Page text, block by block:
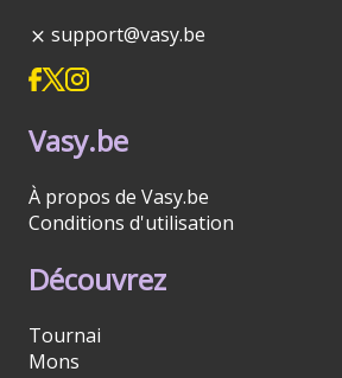
support@vasy.be
Vasy.be
À propos de Vasy.be
Conditions d'utilisation
Découvrez
Tournai
Mons